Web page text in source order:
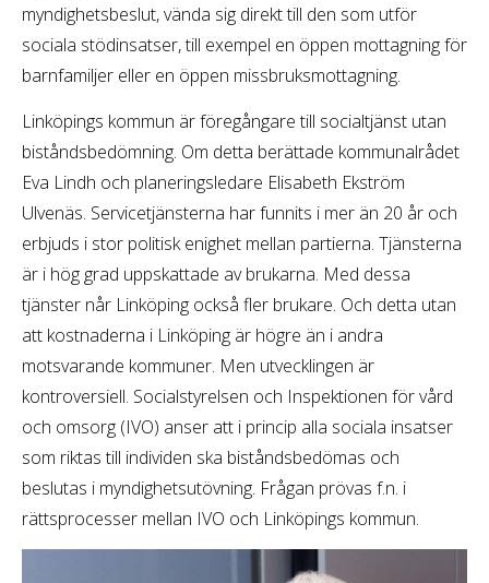
myndighetsbeslut, vända sig direkt till den som utför
sociala stödinsatser, till exempel en öppen mottagning för
barnfamiljer eller en öppen missbruksmottagning.
Linköpings kommun är föregångare till socialtjänst utan
biståndsbedömning. Om detta berättade kommunalrådet
Eva Lindh och planeringsledare Elisabeth Ekström
Ulvenäs. Servicetjänsterna har funnits i mer än 20 år och
erbjuds i stor politisk enighet mellan partierna. Tjänsterna
är i hög grad uppskattade av brukarna. Med dessa
tjänster når Linköping också fler brukare. Och detta utan
att kostnaderna i Linköping är högre än i andra
motsvarande kommuner. Men utvecklingen är
kontroversiell. Socialstyrelsen och Inspektionen för vård
och omsorg (IVO) anser att i princip alla sociala insatser
som riktas till individen ska biståndsbedömas och
beslutas i myndighetsutövning. Frågan prövas f.n. i
rättsprocesser mellan IVO och Linköpings kommun.